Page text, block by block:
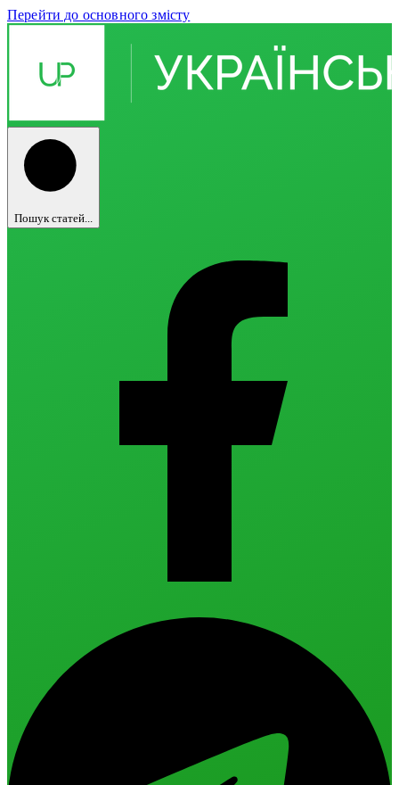
Перейти до основного змісту
Пошук статей...